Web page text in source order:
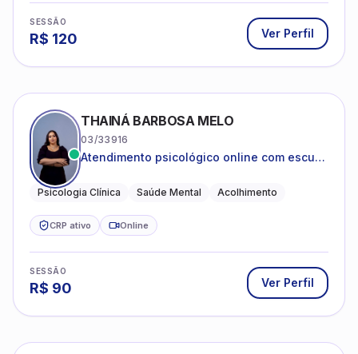
SESSÃO
R$ 120 Ver Perfil
THAINÁ BARBOSA MELO
03/33916
Atendimento psicológico online com escuta
emocional
Psicologia Clínica Saúde Mental Acolhimento
CRP ativo Online
SESSÃO
R$ 90 Ver Perfil